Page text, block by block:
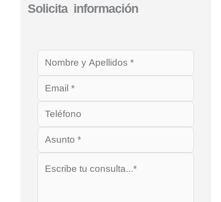
Solicita información